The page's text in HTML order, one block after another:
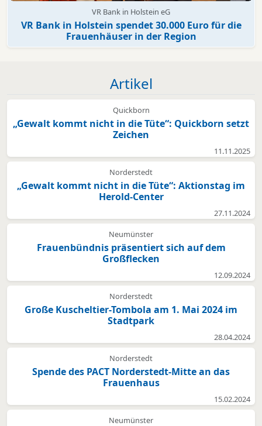
VR Bank in Holstein eG
VR Bank in Holstein spendet 30.000 Euro für die
Frauenhäuser in der Region
Artikel
Quickborn
„Gewalt kommt nicht in die Tüte“: Quickborn setzt
Zeichen
11.11.2025
Norderstedt
„Gewalt kommt nicht in die Tüte“: Aktionstag im
Herold-Center
27.11.2024
Neumünster
Frauenbündnis präsentiert sich auf dem
Großflecken
12.09.2024
Norderstedt
Große Kuscheltier-Tombola am 1. Mai 2024 im
Stadtpark
28.04.2024
Norderstedt
Spende des PACT Norderstedt-Mitte an das
Frauenhaus
15.02.2024
Neumünster